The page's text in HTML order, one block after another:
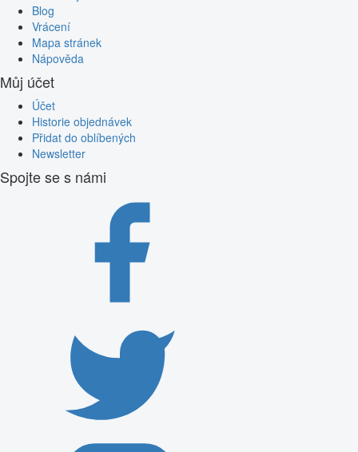
Blog
Vrácení
Mapa stránek
Nápověda
Můj účet
Účet
Historie objednávek
Přidat do oblíbených
Newsletter
Spojte se s námi